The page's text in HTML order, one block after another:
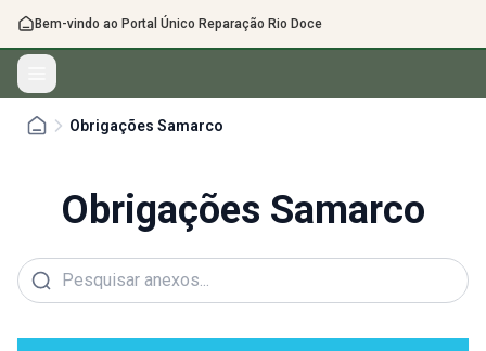
Bem-vindo ao Portal Único Reparação Rio Doce
Obrigações Samarco
Obrigações Samarco